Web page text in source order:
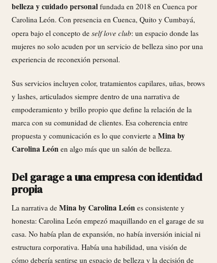
belleza y cuidado personal fundada en 2018 en Cuenca por
Carolina León. Con presencia en Cuenca, Quito y Cumbayá,
opera bajo el concepto de self love club: un espacio donde las
mujeres no solo acuden por un servicio de belleza sino por una
experiencia de reconexión personal.
Sus servicios incluyen color, tratamientos capilares, uñas, brows
y lashes, articulados siempre dentro de una narrativa de
empoderamiento y brillo propio que define la relación de la
marca con su comunidad de clientes. Esa coherencia entre
propuesta y comunicación es lo que convierte a Mina by
Carolina León en algo más que un salón de belleza.
Del garage a una empresa con identidad
propia
La narrativa de Mina by Carolina León es consistente y
honesta: Carolina León empezó maquillando en el garage de su
casa. No había plan de expansión, no había inversión inicial ni
estructura corporativa. Había una habilidad, una visión de
cómo debería sentirse un espacio de belleza y la decisión de